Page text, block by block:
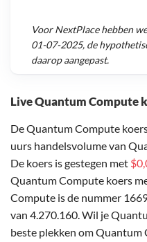
Live Quantum Compute
De Quantum Compute
uurs handelsvolume van
De koers is gestegen met
Quantum Compute koers
Compute is de nummer
van 4.270.160. Wil je
beste plekken om
VoorNextPlacehebben
01-07-2025, de
daarop aangepast.